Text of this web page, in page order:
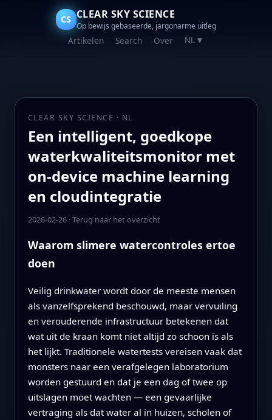
CS CLEAR SKY SCIENCE
Op bewijs gebaseerde, jargonarme uitleg
Artikelen Search Over NL ▼
CLEAR SKY SCIENCE · NL
Een intelligent, goedkope
waterkwaliteitsmonitor met
on‑device machine learning
en cloudintegratie
2026-02-26·Terug naar het overzicht
Waarom slimere watercontroles ertoe
doen
Veilig drinkwater wordt door de meeste mensen
als vanzelfsprekend beschouwd, maar vervuiling
en verouderende infrastructuur betekenen dat
wat uit de kraan komt niet altijd zo schoon is als
het lijkt. Traditionele watertests vereisen vaak dat
monsters naar een verafgelegen laboratorium
worden gestuurd en dat je een dag of twee op
uitslagen moet wachten — een gevaarlijke
vertraging als dat water al in huizen, scholen of